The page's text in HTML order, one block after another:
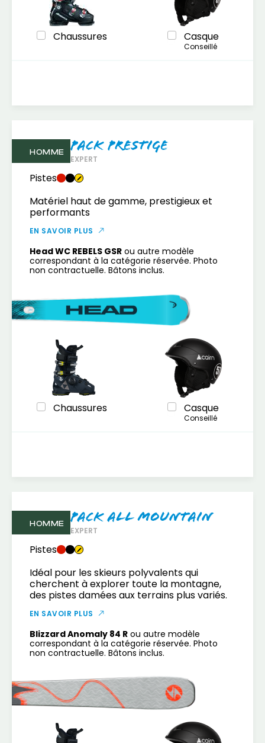
Chaussures Casque
Conseillé
HOMME Pack Prestige
EXPERT
Pistes
Matériel haut de gamme, prestigieux et
performants
EN SAVOIR PLUS
Head WC REBELS GSR ou autre modèle
correspondant à la catégorie réservée. Photo
non contractuelle. Bâtons inclus.
Chaussures Casque
Conseillé
HOMME Pack All mountain
EXPERT
Pistes
Idéal pour les skieurs polyvalents qui
cherchent à explorer toute la montagne,
des pistes damées aux terrains plus variés.
EN SAVOIR PLUS
Blizzard Anomaly 84 R ou autre modèle
correspondant à la catégorie réservée. Photo
non contractuelle. Bâtons inclus.